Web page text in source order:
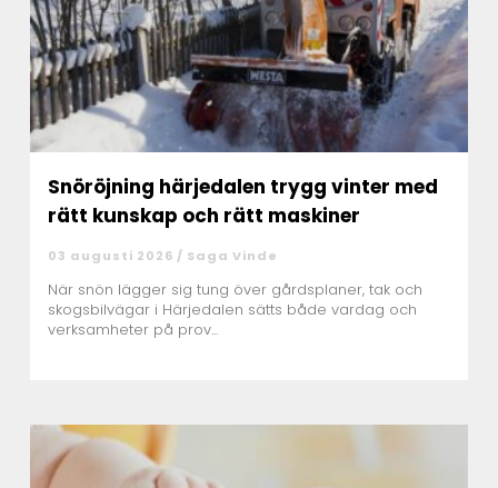
Snöröjning härjedalen trygg vinter med
rätt kunskap och rätt maskiner
03 augusti 2026 / Saga Vinde
När snön lägger sig tung över gårdsplaner, tak och
skogsbilvägar i Härjedalen sätts både vardag och
verksamheter på prov...